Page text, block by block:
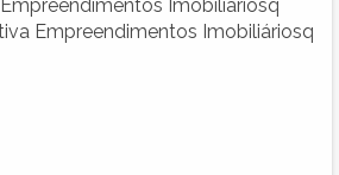
Imobiliáriosq
Empreendimentos Imobiliáriosq